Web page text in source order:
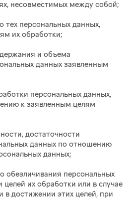
несовместимых между собой;
тех персональных данных,
их обработки;
и объема
данных заявленным
персональных данных,
к заявленным целям
достаточности
данных по отношению
данных;
обезличивания персональных
их обработки или в случае
в достижении этих целей, при